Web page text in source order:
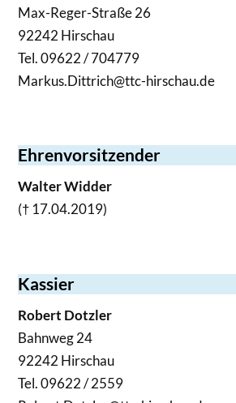
Max-Reger-Straße 26
92242 Hirschau
Tel. 09622 / 704779
Markus.Dittrich@ttc-hirschau.de
Ehrenvorsitzender
Walter Widder
(† 17.04.2019)
Kassier
Robert Dotzler
Bahnweg 24
92242 Hirschau
Tel. 09622 / 2559